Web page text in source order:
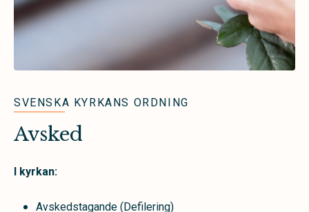
SVENSKA KYRKANS ORDNING
Avsked
I kyrkan:
Avskedstagande (Defilering)